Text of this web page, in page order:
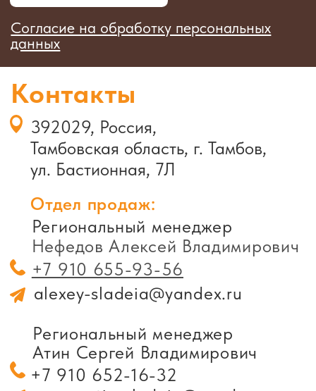
Я даю согласие на обработку
Согласие на обработку персональных
данных
Отправить
О компании Партнерам
392029, Россия,
Тамбовская область, г.
Тамбов, ул. Бастионная,
7Л
Контакты
Вафли в индивидуальной упаковке
Мармелад в индивидуальной упаковке
Мармелад весовой